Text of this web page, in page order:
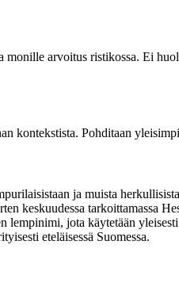
arvoitus ristikossa. Ei
kontekstista. Pohditaan
ja muista
keskuudessa tarkoittamassa
lempinimi, jota käytetään
eteläisessä Suomessa.